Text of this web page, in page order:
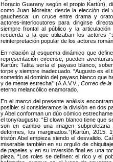
Horacio Guarany según el propio Kartún),
como Juan Moreira: desde la elección del
gauchesca: un cruce entre drama y
actores-interlocutores para dirigirse
siempre frontal al público y la
recuerda a la que utilizaban los actores
reinterpretación popular de los actores
En relación al esquema dinámico que
representación circense, pueden
Kartún: Tatita sería el payaso blanco,
torpe y siempre inadecuado. “Augusto es
sometido al dominio del payaso blanco que
y de mente estrecha” (A.A.V.V., Correo de la
eterno melancólico enamorado.
En el marco del presente análisis
posible: si consideramos la división en dos
y Abel conforman un dúo cómico
el tony/augusto: “El clown blanco tiene que
son en cambio una imagen
deformes, los marginados.”(Kartún,
tristón Abel empieza siendo el desvalido.
miserable también en su orgullo de
de papeles y en su inversión final es una
pieza. “Los roles se definen: el rico y el